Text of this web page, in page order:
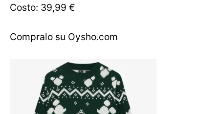
Costo: 39,99 €
Compralo su Oysho.com